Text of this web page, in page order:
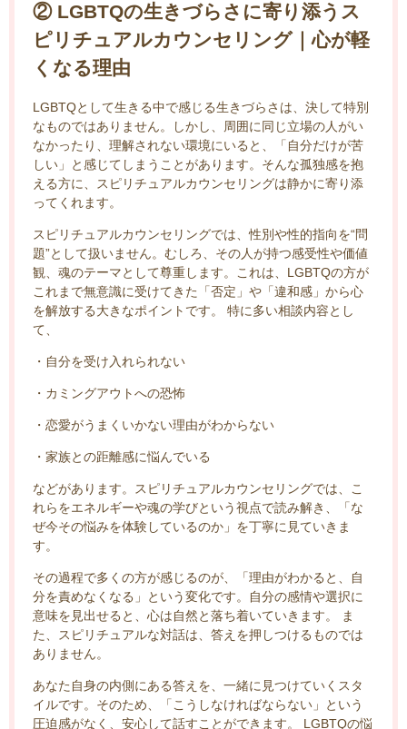
② LGBTQの生きづらさに寄り添うス
ピリチュアルカウンセリング｜心が軽
くなる理由
LGBTQとして生きる中で感じる生きづらさは、決して特別
なものではありません。しかし、周囲に同じ立場の人がい
なかったり、理解されない環境にいると、「自分だけが苦
しい」と感じてしまうことがあります。そんな孤独感を抱
える方に、スピリチュアルカウンセリングは静かに寄り添
ってくれます。
スピリチュアルカウンセリングでは、性別や性的指向を“問
題”として扱いません。むしろ、その人が持つ感受性や価値
観、魂のテーマとして尊重します。これは、LGBTQの方が
これまで無意識に受けてきた「否定」や「違和感」から心
を解放する大きなポイントです。 特に多い相談内容とし
て、
・自分を受け入れられない
・カミングアウトへの恐怖
・恋愛がうまくいかない理由がわからない
・家族との距離感に悩んでいる
などがあります。スピリチュアルカウンセリングでは、こ
れらをエネルギーや魂の学びという視点で読み解き、「な
ぜ今その悩みを体験しているのか」を丁寧に見ていきま
す。
その過程で多くの方が感じるのが、「理由がわかると、自
分を責めなくなる」という変化です。自分の感情や選択に
意味を見出せると、心は自然と落ち着いていきます。 ま
た、スピリチュアルな対話は、答えを押しつけるものでは
ありません。
あなた自身の内側にある答えを、一緒に見つけていくスタ
イルです。そのため、「こうしなければならない」という
圧迫感がなく、安心して話すことができます。 LGBTQの悩